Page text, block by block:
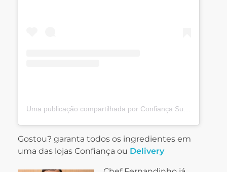
Gostou? garanta todos os ingredientes em
uma das lojas Confiança ou Delivery